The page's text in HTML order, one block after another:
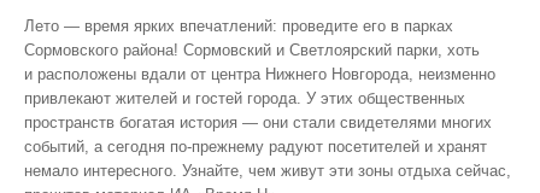
Лето — время ярких впечатлений: проведите его в парках
Сормовского района! Сормовский и Светлоярский парки, хоть
и расположены вдали от центра Нижнего Новгорода, неизменно
привлекают жителей и гостей города. У этих общественных
пространств богатая история — они стали свидетелями многих
событий, а сегодня по‑прежнему радуют посетителей и хранят
немало интересного. Узнайте, чем живут эти зоны отдыха сейчас,